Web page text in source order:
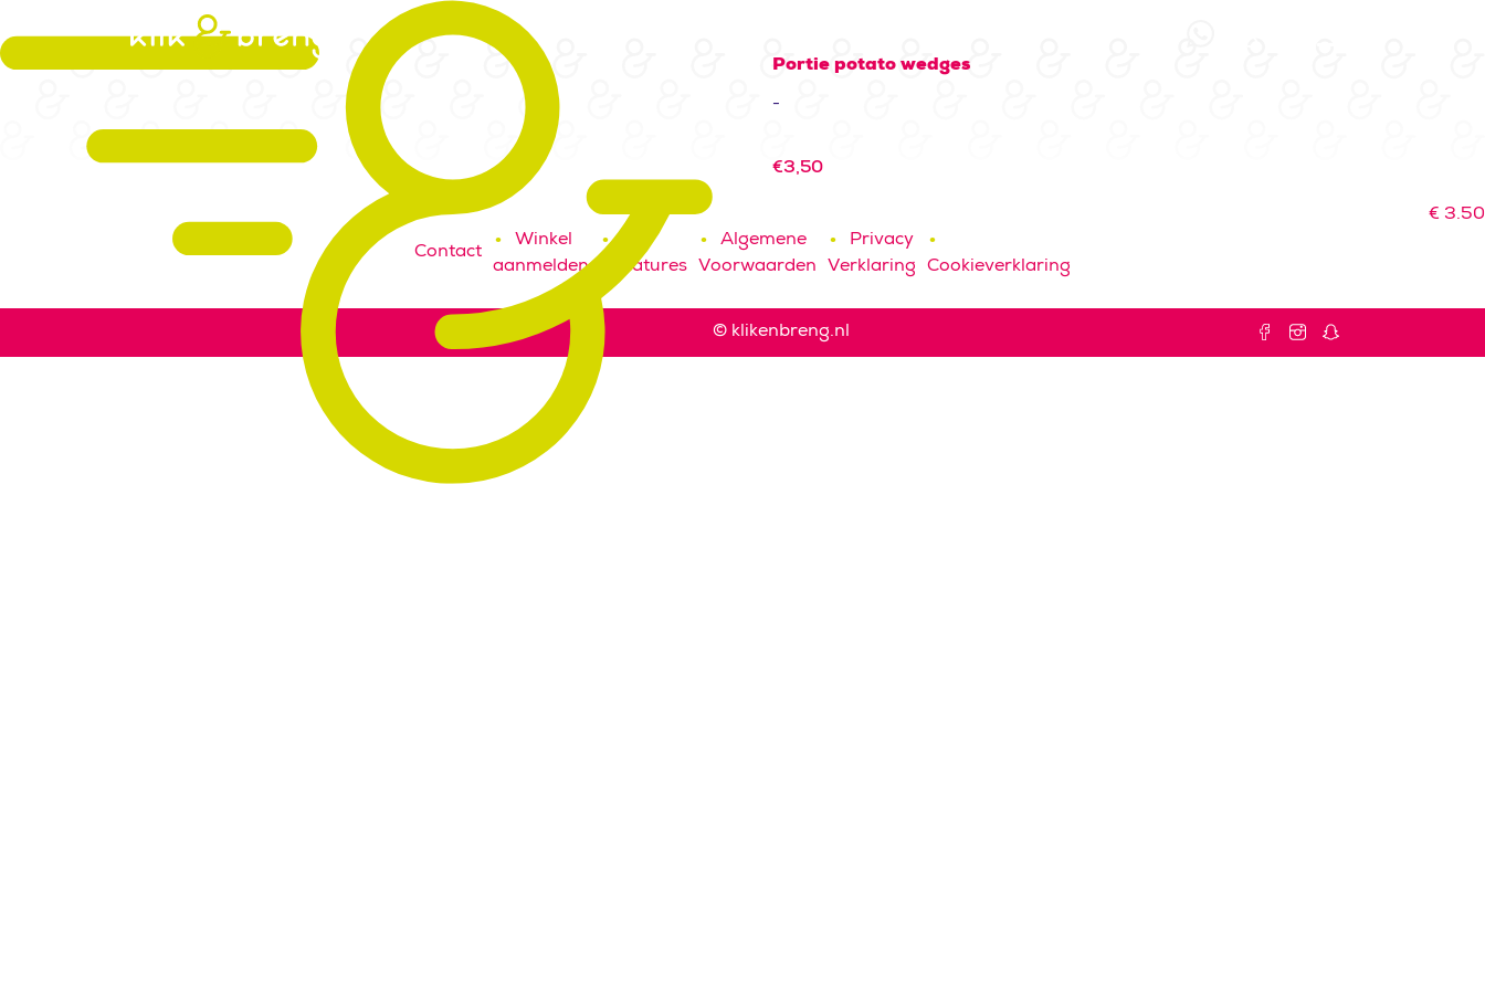
Portie potato wedges
-
€3,50
€ 3.50
Contact
Winkel
aanmelden
Vacatures
Algemene
Voorwaarden
Privacy
Verklaring
Cookieverklaring
© klikenbreng.nl